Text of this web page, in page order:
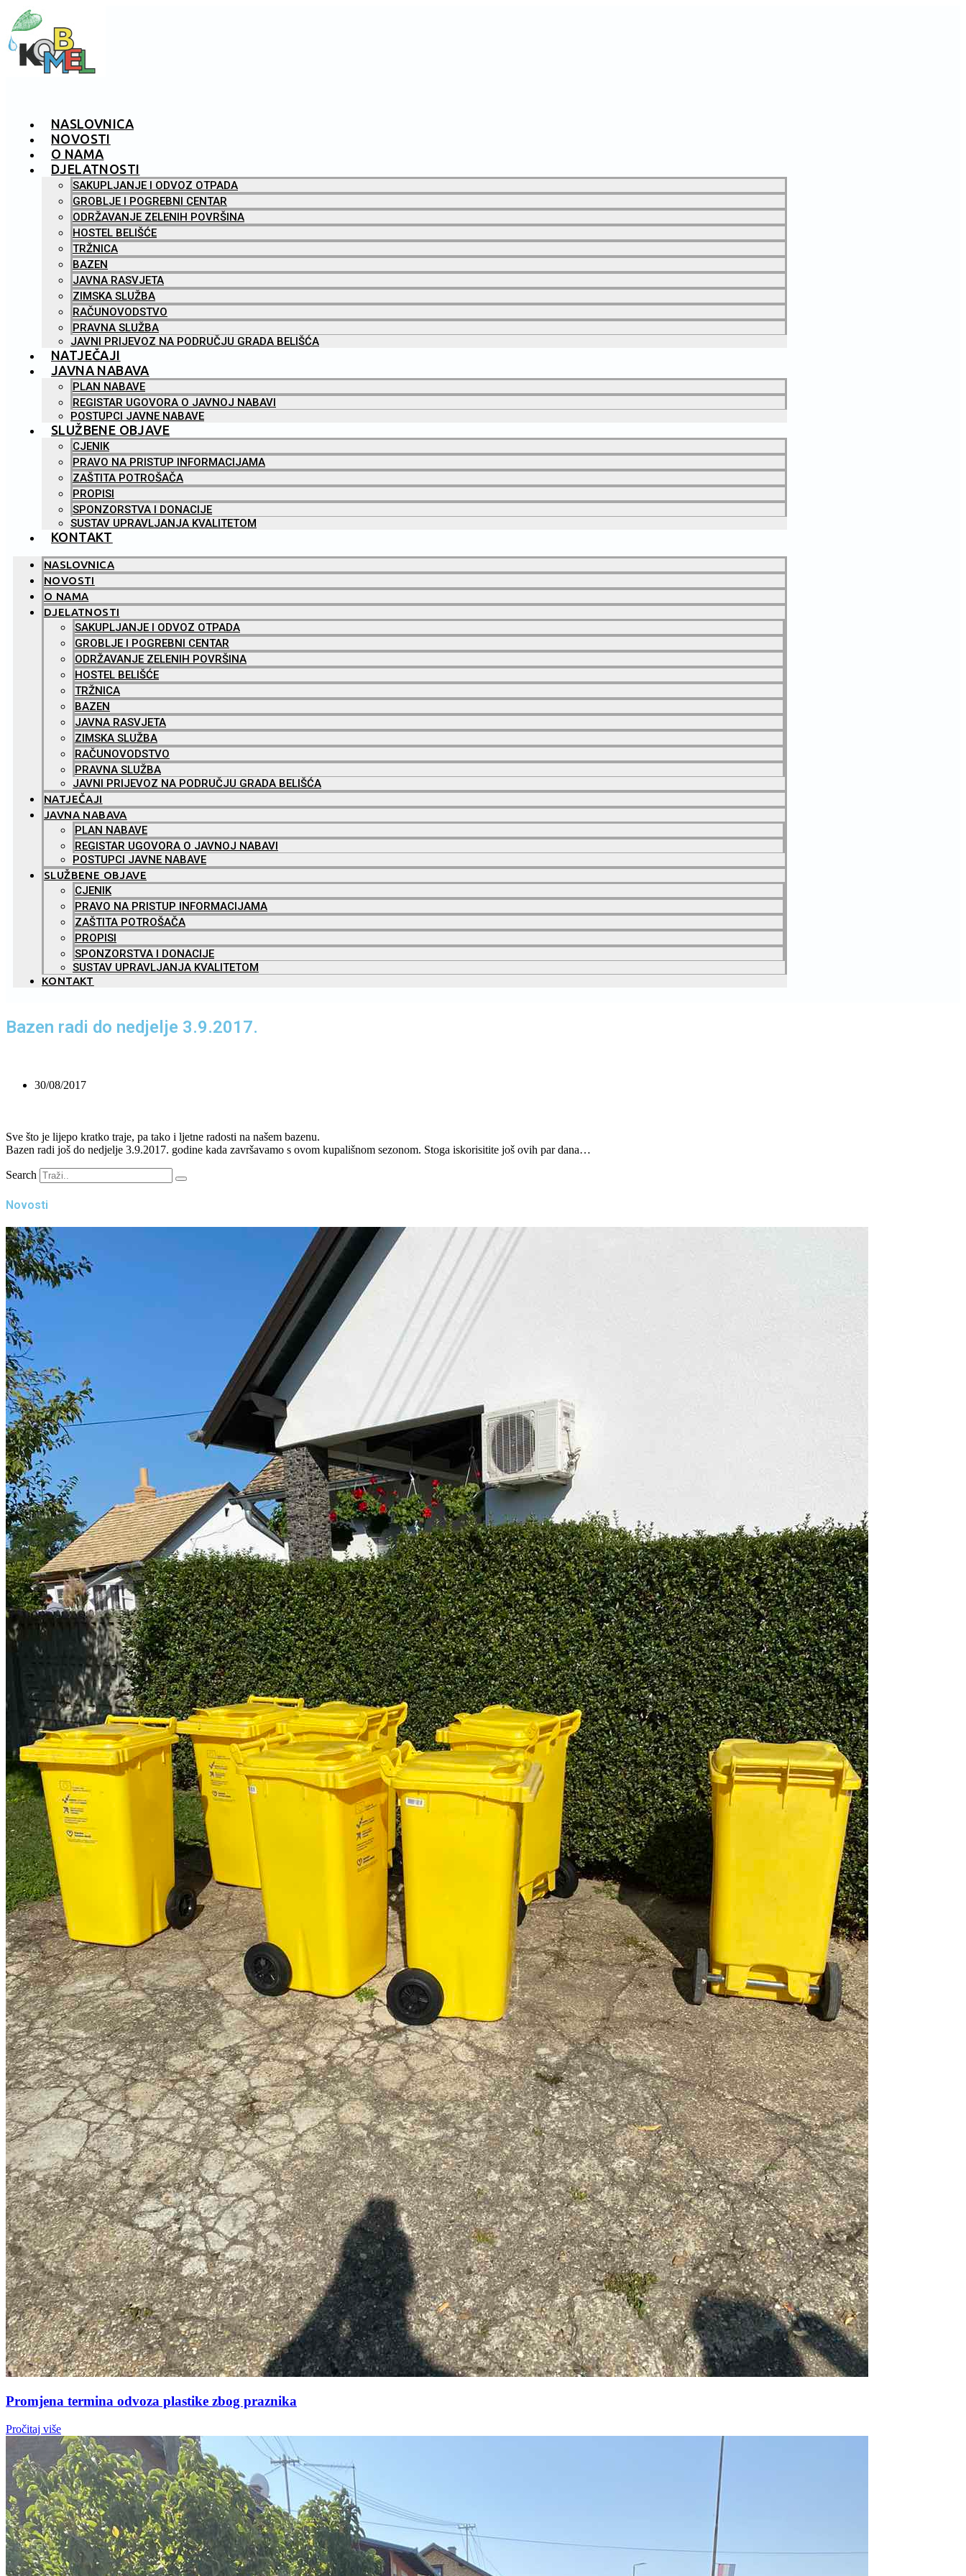
NASLOVNICA
NOVOSTI
O NAMA
DJELATNOSTI
SAKUPLJANJE I ODVOZ OTPADA
GROBLJE I POGREBNI CENTAR
ODRŽAVANJE ZELENIH POVRŠINA
HOSTEL BELIŠĆE
TRŽNICA
BAZEN
JAVNA RASVJETA
ZIMSKA SLUŽBA
RAČUNOVODSTVO
PRAVNA SLUŽBA
JAVNI PRIJEVOZ NA PODRUČJU GRADA BELIŠĆA
NATJEČAJI
JAVNA NABAVA
PLAN NABAVE
REGISTAR UGOVORA O JAVNOJ NABAVI
POSTUPCI JAVNE NABAVE
SLUŽBENE OBJAVE
CJENIK
PRAVO NA PRISTUP INFORMACIJAMA
ZAŠTITA POTROŠAČA
PROPISI
SPONZORSTVA I DONACIJE
SUSTAV UPRAVLJANJA KVALITETOM
KONTAKT
NASLOVNICA
NOVOSTI
O NAMA
DJELATNOSTI
SAKUPLJANJE I ODVOZ OTPADA
GROBLJE I POGREBNI CENTAR
ODRŽAVANJE ZELENIH POVRŠINA
HOSTEL BELIŠĆE
TRŽNICA
BAZEN
JAVNA RASVJETA
ZIMSKA SLUŽBA
RAČUNOVODSTVO
PRAVNA SLUŽBA
JAVNI PRIJEVOZ NA PODRUČJU GRADA BELIŠĆA
NATJEČAJI
JAVNA NABAVA
PLAN NABAVE
REGISTAR UGOVORA O JAVNOJ NABAVI
POSTUPCI JAVNE NABAVE
SLUŽBENE OBJAVE
CJENIK
PRAVO NA PRISTUP INFORMACIJAMA
ZAŠTITA POTROŠAČA
PROPISI
SPONZORSTVA I DONACIJE
SUSTAV UPRAVLJANJA KVALITETOM
KONTAKT
Bazen radi do nedjelje 3.9.2017.
30/08/2017
Sve što je lijepo kratko traje, pa tako i ljetne radosti na našem bazenu.
Bazen radi još do nedjelje 3.9.2017. godine kada završavamo s ovom kupališnom sezonom. Stoga iskorisitite još ovih par dana…
Search
Novosti
Promjena termina odvoza plastike zbog praznika
Pročitaj više